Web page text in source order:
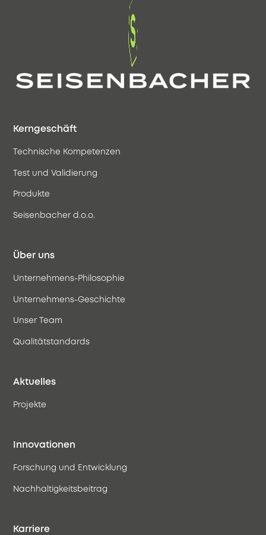
Kerngeschäft
Technische Kompetenzen
Test und Validierung
Produkte
Seisenbacher d.o.o.
Über uns
Unternehmens-Philosophie
Unternehmens-Geschichte
Unser Team
Qualitätstandards
Aktuelles
Projekte
Innovationen
Forschung und Entwicklung
Nachhaltigkeitsbeitrag
Karriere